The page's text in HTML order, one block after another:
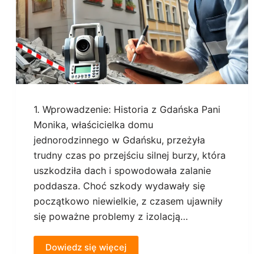
1. Wprowadzenie: Historia z Gdańska Pani
Monika, właścicielka domu
jednorodzinnego w Gdańsku, przeżyła
trudny czas po przejściu silnej burzy, która
uszkodziła dach i spowodowała zalanie
poddasza. Choć szkody wydawały się
początkowo niewielkie, z czasem ujawniły
się poważne problemy z izolacją…
Dowiedz się więcej